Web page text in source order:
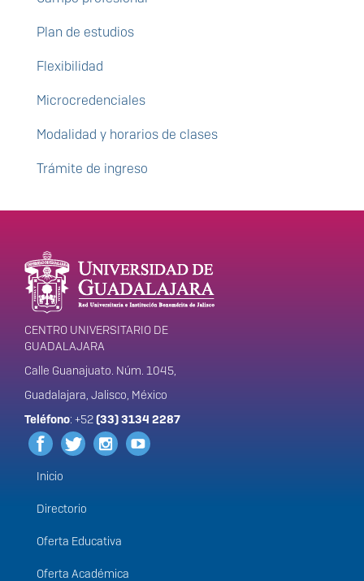
Plan de estudios
Flexibilidad
Microcredenciales
Modalidad y horarios de clases
Trámite de ingreso
Enlaces de interés
Información del
portal
CENTRO UNIVERSITARIO DE
GUADALAJARA
Calle Guanajuato. Núm. 1045,
Guadalajara, Jalisco, México
Teléfono: +52(33) 3134 2287
Menú
principal
Inicio
Directorio
Oferta Educativa
Oferta Académica